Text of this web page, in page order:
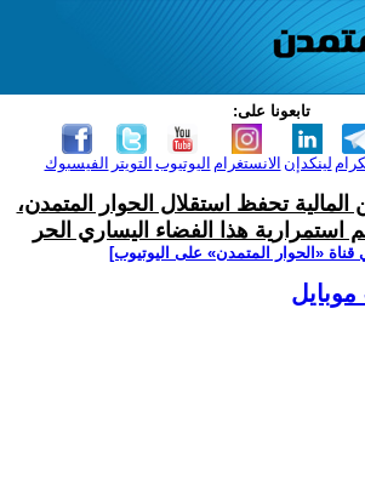
تابعونا على:
الفيسبوك التويتر اليوتيوب الانستغرام لينكدإن
المالية تحفظ استقلال الحوار المتمدن،
هذا الفضاء اليساري الحر
‫«الحوار المتمدن» على اليوتيوب]
موبايل